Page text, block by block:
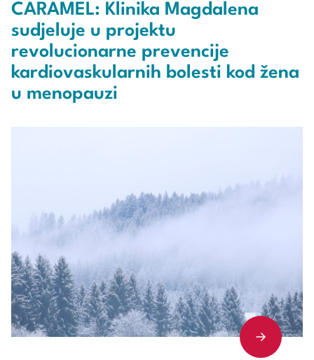
CARAMEL: Klinika Magdalena
sudjeluje u projektu
revolucionarne prevencije
kardiovaskularnih bolesti kod žena
u menopauzi